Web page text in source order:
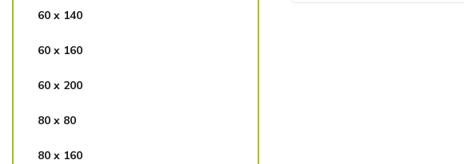
60 x 140
60 x 160
60 x 200
80 x 80
80 x 160